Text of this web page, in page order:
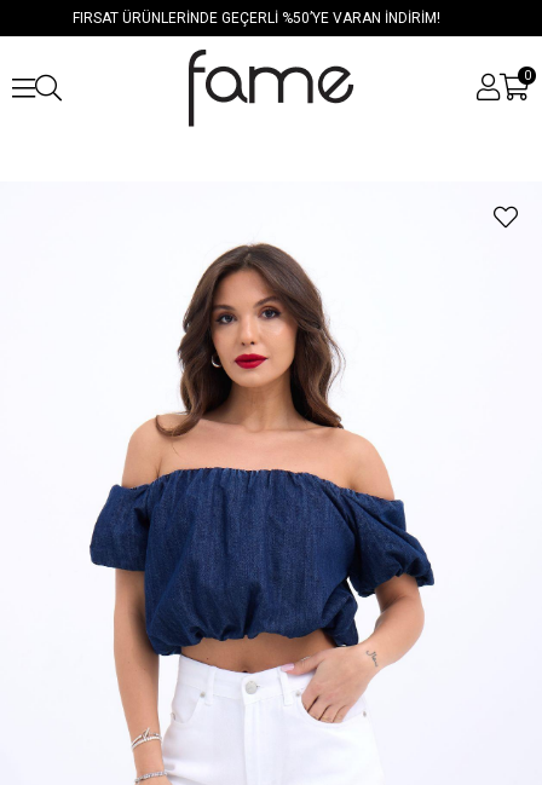
FIRSAT ÜRÜNLERİNDE GEÇERLİ %50’YE VARAN İNDİRİM!
0